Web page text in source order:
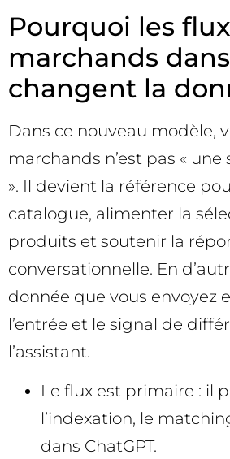
Pourquoi les flux
marchands
changent la
Dans ce nouveau modèle,
marchands n’est pas «
». Il devient la référence
catalogue, alimenter la
produits et soutenir la
conversationnelle. En
donnée que vous envoyez
l’entrée et le signal de
l’assistant.
Le flux est primaire : il
l’indexation, le
dans ChatGPT.